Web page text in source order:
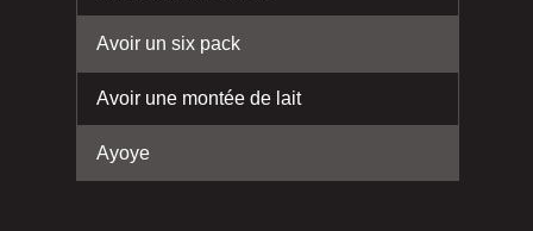
Avoir un six pack
Avoir une montée de lait
Ayoye